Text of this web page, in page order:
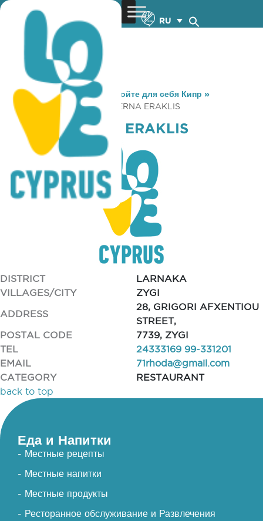
RU
You are here: Home »Откройте для себя Кипр »
Gastronomy
» PSAROTAVERNA ERAKLIS
PSAROTAVERNA ERAKLIS
DISTRICT
LARNAKA
VILLAGES/CITY
ZYGI
ADDRESS
28, GRIGORI AFXENTIOU
STREET,
POSTAL CODE
7739, ZYGI
TEL
24333169 99-331201
EMAIL
71rhoda@gmail.com
CATEGORY
RESTAURANT
back to top
Еда и Напитки
- Местные рецепты
- Местные напитки
- Местные продукты
- Ресторанное обслуживание и Развлечения